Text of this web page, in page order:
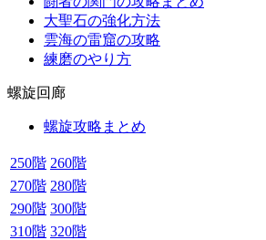
大聖石の強化方法
雲海の雷窟の攻略
練磨のやり方
螺旋回廊
螺旋攻略まとめ
250階 260階
270階 280階
290階 300階
310階 320階